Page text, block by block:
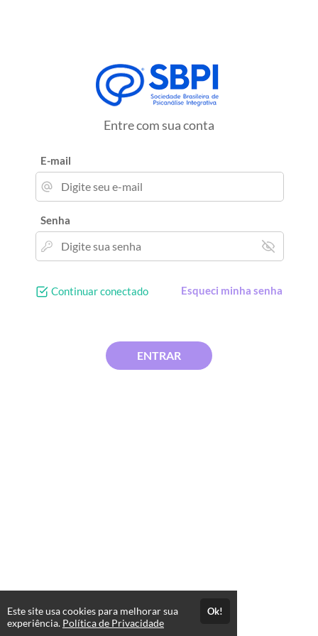
Entre com sua conta
E-mail
Senha
Continuar conectado Esqueci minha senha
ENTRAR
Este site usa cookies para melhorar sua
experiência. Política de Privacidade
Ok!